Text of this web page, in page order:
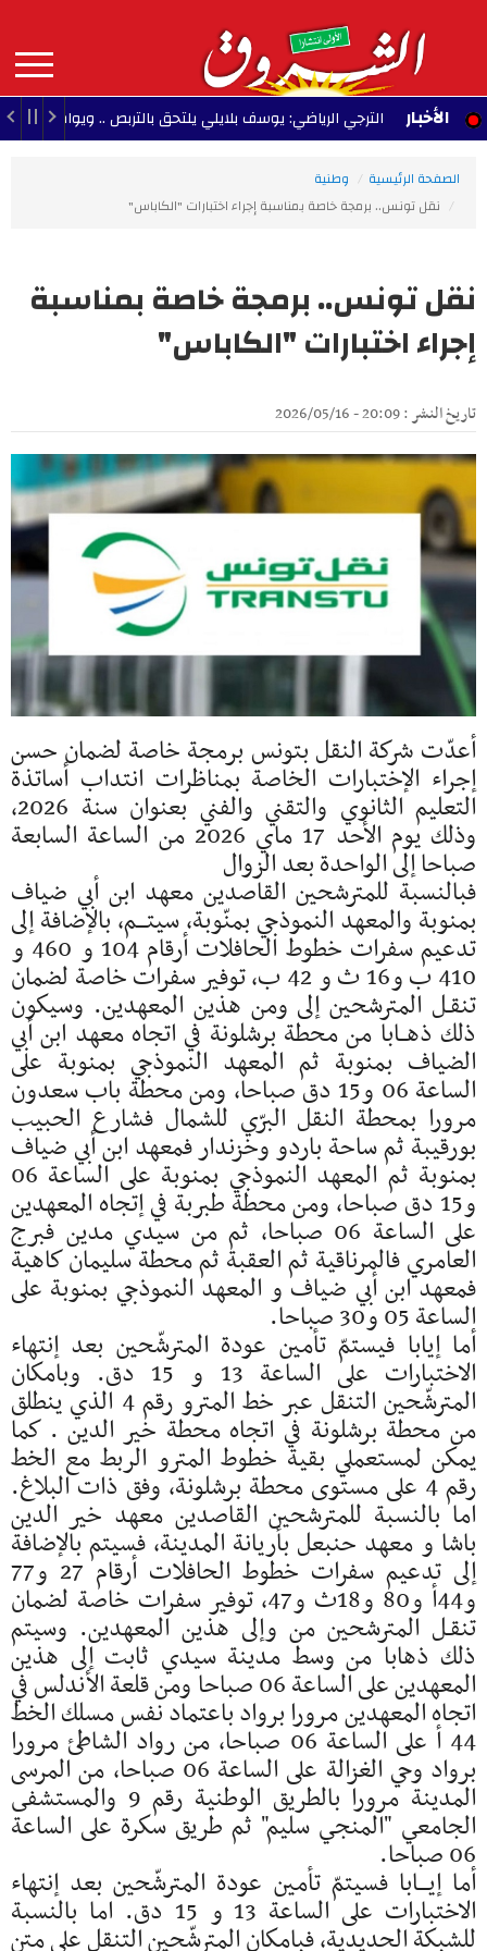
contenu
principal
MAIN
NAVIGATION الأخبار
الترجي الرياضي: يوسف بلايلي يلتحق بالتربص .. ويواصل التحضير للعودة
الصفحة الرئيسية
وطنية
نقل تونس.. برمجة خاصة بمناسبة إجراء اختبارات "الكاباس"
نقل تونس.. برمجة خاصة بمناسبة
إجراء اختبارات "الكاباس"
تاريخ النشر : 20:09 - 2026/05/16
أعدّت شركة النقل بتونس برمجة خاصة لضمان حسن
إجراء الإختبارات الخاصة بمناظرات انتداب أساتذة
التعليم الثانوي والتقني والفني بعنوان سنة 2026،
وذلك يوم الأحد 17 ماي 2026 من الساعة السابعة
صباحا إلى الواحدة بعد الزوال
فبالنسبة للمترشحين القاصدين معهد ابن أبي ضياف
بمنوبة والمعهد النموذجي بمنّوبة، سيتـــم، بالإضافة إلى
تدعيم سفرات خطوط الحافلات أرقام 104 و 460 و
410 ب و16 ث و 42 ب، توفير سفرات خاصة لضمان
تنقـل المترشحين إلى ومن هذين المعهدين. وسيكون
ذلك ذهــابا من محطة برشلونة في اتجاه معهد ابن أبي
الضياف بمنوبة ثم المعهد النموذجي بمنوبة على
الساعة 06 و15 دق صباحا، ومن محطة باب سعدون
مرورا بمحطة النقل البرّي للشمال فشارع الحبيب
بورقيبة ثم ساحة باردو وخزندار فمعهد ابن أبي ضياف
بمنوبة ثم المعهد النموذجي بمنوبة على الساعة 06
و15 دق صباحا، ومن محطة طبربة في إتجاه المعهدين
على الساعة 06 صباحا، ثم من سيدي مدين فبرج
العامري فالمرناقية ثم العقبة ثم محطة سليمان كاهية
فمعهد ابن أبي ضياف و المعهد النموذجي بمنوبة على
الساعة 05 و30 صباحا.
أما إيابا فيستمّ تأمين عودة المترشّحين بعد إنتهاء
الاختبارات على الساعة 13 و 15 دق. وبامكان
المترشّحين التنقل عبر خط المترو رقم 4 الذي ينطلق
من محطة برشلونة في اتجاه محطة خير الدين . كما
يمكن لمستعملي بقية خطوط المترو الربط مع الخط
رقم 4 على مستوى محطة برشلونة، وفق ذات البلاغ.
اما بالنسبة للمترشحين القاصدين معهد خير الدين
باشا و معهد حنبعل بأريانة المدينة، فسيتم بالإضافة
إلى تدعيم سفرات خطوط الحافلات أرقام 27 و77
و44أ و80 و18ث و47، توفير سفرات خاصة لضمان
تنقـل المترشحين من وإلى هذين المعهدين. وسيتم
ذلك ذهابا من وسط مدينة سيدي ثابت إلى هذين
المعهدين على الساعة 06 صباحا ومن قلعة الأندلس في
اتجاه المعهدين مرورا برواد باعتماد نفس مسلك الخط
44 أ على الساعة 06 صباحا، من رواد الشاطئ مرورا
برواد وحي الغزالة على الساعة 06 صباحا، من المرسى
المدينة مرورا بالطريق الوطنية رقم 9 والمستشفى
الجامعي "المنجي سليم" ثم طريق سكرة على الساعة
06 صباحا.
أما إيـــابا فسيتمّ تأمين عودة المترشّحين بعد إنتهاء
الاختبارات على الساعة 13 و 15 دق. اما بالنسبة
للشبكة الحديدية، فبامكان المترشّحين التنقل على متن